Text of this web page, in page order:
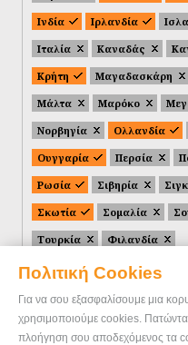
Πολιτική Cookies
Για να σου εξασφαλίσουμε μια
χρησιμοποιούμε cookies.
πλοήγηση σου αποδεχόμενος
Ινδία
Ιρλανδία
Ιταλία
Καναδάς
Κρήτη
Μαγαδασκάρη
Μάλτα
Μαρόκο
Νορβηγία
Ολλανδία
Ουγγαρία
Περσία
Ρωσία
Σιβηρία
Σκωτία
Σομαλία
Τουρκία
Φιλανδία